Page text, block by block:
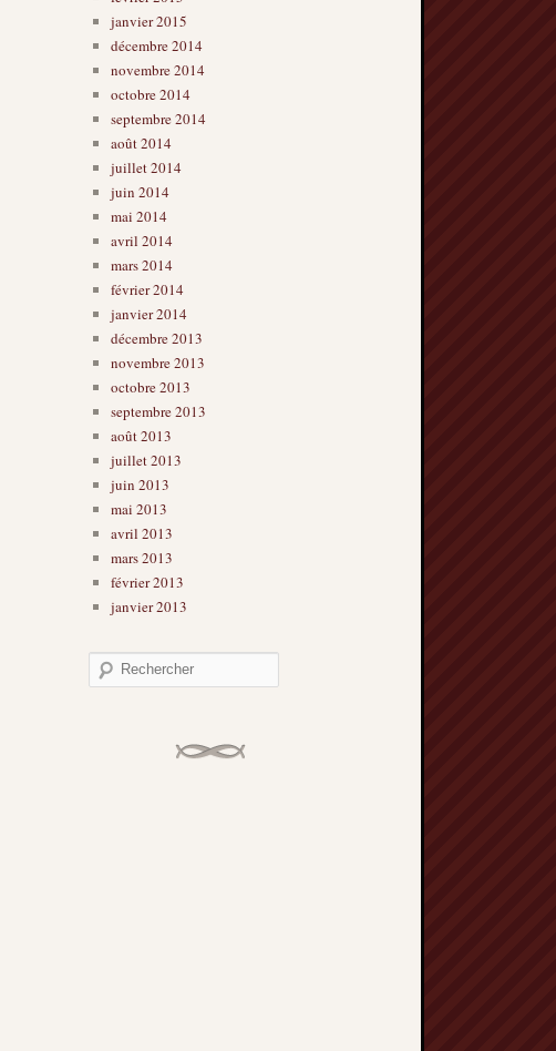
janvier 2015
décembre 2014
novembre 2014
octobre 2014
septembre 2014
août 2014
juillet 2014
juin 2014
mai 2014
avril 2014
mars 2014
février 2014
janvier 2014
décembre 2013
novembre 2013
octobre 2013
septembre 2013
août 2013
juillet 2013
juin 2013
mai 2013
avril 2013
mars 2013
février 2013
janvier 2013